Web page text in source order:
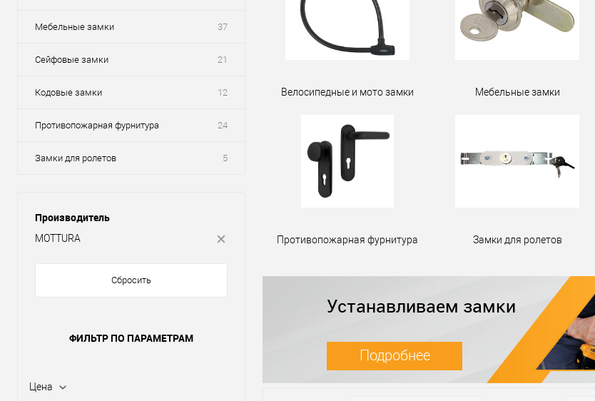
Мебельные замки 37
Сейфовые замки 21
Кодовые замки 12
Противопожарная фурнитура 24
Замки для ролетов 5
Производитель
MOTTURA
Сбросить
ФИЛЬТР ПО ПАРАМЕТРАМ
Цена
Велосипедные и мото замки Мебельные замки
Противопожарная фурнитура Замки для ролетов
Устанавливаем замки
Подробнее